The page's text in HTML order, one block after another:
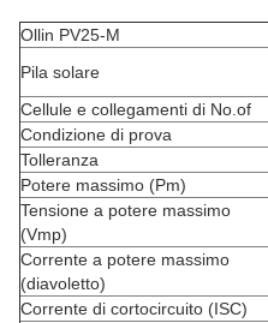
Ollin PV25-M
Pila solare
Cellule e collegamenti di No.of
Condizione di prova
Tolleranza
Potere massimo (Pm)
Tensione a potere massimo
(Vmp)
Corrente a potere massimo
(diavoletto)
Corrente di cortocircuito (ISC)